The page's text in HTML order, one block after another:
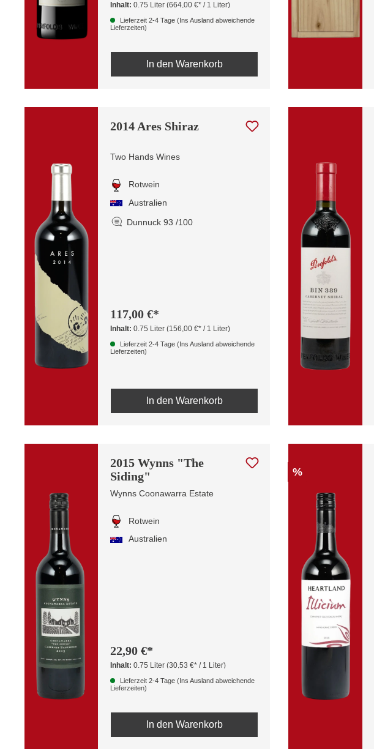
Inhalt:0.75 Liter(664,00 €* / 1 Liter)
Lieferzeit 2-4 Tage (Ins Ausland abweichende
Lieferzeiten)
In den Warenkorb
2014 Ares Shiraz
Two Hands Wines
Rotwein
Australien
Dunnuck 93 /100
117,00 €*
Inhalt:0.75 Liter(156,00 €* / 1 Liter)
Lieferzeit 2-4 Tage (Ins Ausland abweichende
Lieferzeiten)
In den Warenkorb
2015 Wynns "The
Siding"
Wynns Coonawarra Estate
Rotwein
Australien
22,90 €*
Inhalt:0.75 Liter(30,53 €* / 1 Liter)
Lieferzeit 2-4 Tage (Ins Ausland abweichende
Lieferzeiten)
In den Warenkorb
%